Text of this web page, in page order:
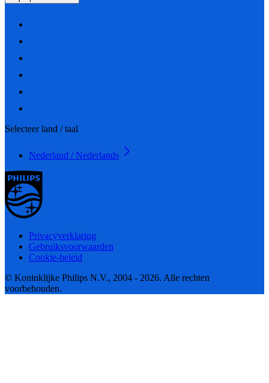
Selecteer land / taal
Nederland / Nederlands
Privacyverklaring
Gebruiksvoorwaarden
Cookie-beleid
© Koninklijke Philips N.V., 2004 - 2026. Alle rechten
voorbehouden.